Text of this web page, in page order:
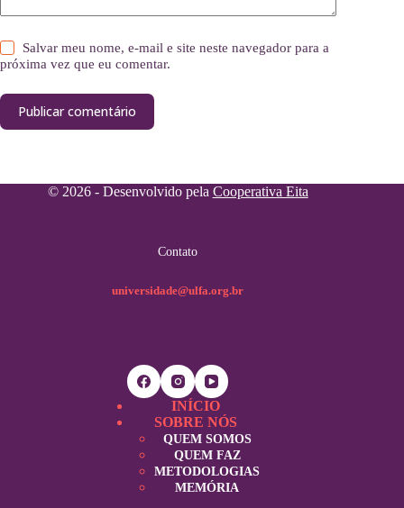
Salvar meu nome, e-mail e site neste navegador para a
próxima vez que eu comentar.
Publicar comentário
© 2026 - Desenvolvido pela Cooperativa Eita
Contato
universidade@ulfa.org.br
INÍCIO
SOBRE NÓS
QUEM SOMOS
QUEM FAZ
METODOLOGIAS
MEMÓRIA